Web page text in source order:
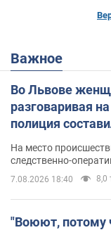
Важное
Во Львове
разговаривая
полиция
На место
следственно-
7.08.2026 18:40 8,0
"Воюют, потому